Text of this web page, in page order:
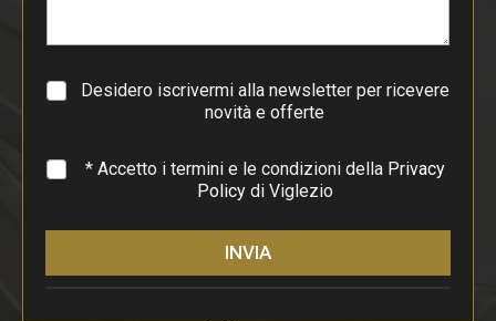
g
a
f
Desidero iscrivermi alla newsletter per ricevere
novità e offerte
* * Accetto i termini e le condizioni della Privacy
Policydi Viglezio
INVIA